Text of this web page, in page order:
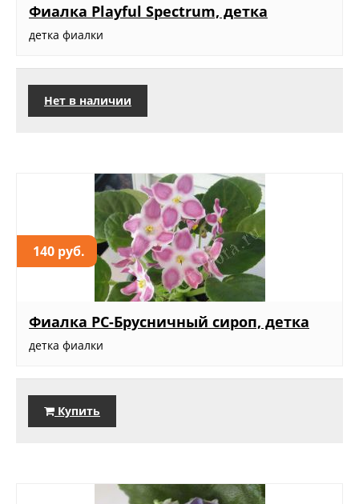
Фиалка Playful Spectrum, детка
детка фиалки
Нет в наличии
140 руб.
Фиалка РС-Брусничный сироп, детка
детка фиалки
Купить